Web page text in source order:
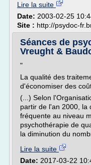
Lire la suite
Date: 2003-02-25
Site : http://psydoc-
Séances de
Vreught &
"
La qualité des
d'économiser des
(...) Selon
partir de l'an 2000, la
fréquente au niveau
psychothérapie de
la diminution du
Lire la suite
Date: 2017-03-22